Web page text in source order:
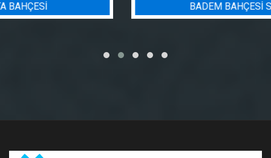
BADEM BAHÇESI SULAMA PROJESI